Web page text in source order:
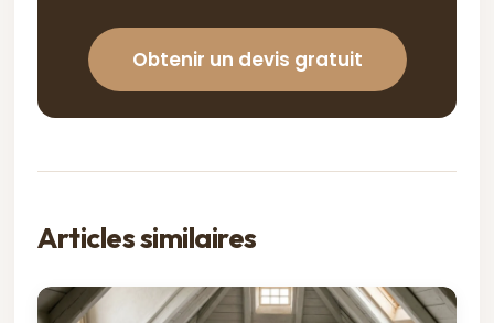
Obtenir un devis gratuit
Articles similaires